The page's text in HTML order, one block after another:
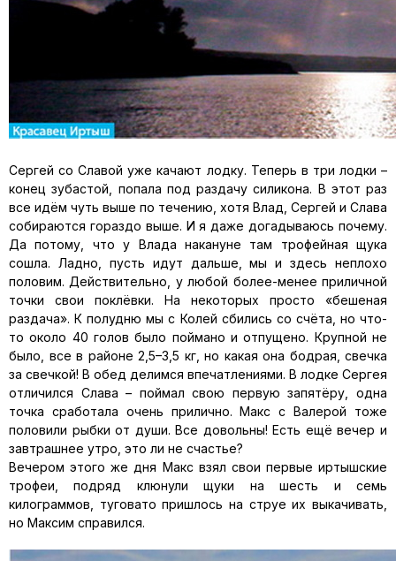
Сергей со Славой уже качают лодку. Теперь в три лодки –
конец зубастой, попала под раздачу силикона. В этот раз
все идём чуть выше по течению, хотя Влад, Сергей и Слава
собираются гораздо выше. И я даже догадываюсь почему.
Да потому, что у Влада накануне там трофейная щука
сошла. Ладно, пусть идут дальше, мы и здесь неплохо
половим. Действительно, у любой более-менее приличной
точки свои поклёвки. На некоторых просто «бешеная
раздача». К полудню мы с Колей сбились со счёта, но что-
то около 40 голов было поймано и отпущено. Крупной не
было, все в районе 2,5–3,5 кг, но какая она бодрая, свечка
за свечкой! В обед делимся впечатлениями. В лодке Сергея
отличился Слава – поймал свою первую запятёру, одна
точка сработала очень прилично. Макс с Валерой тоже
половили рыбки от души. Все довольны! Есть ещё вечер и
завтрашнее утро, это ли не счастье?
Вечером этого же дня Макс взял свои первые иртышские
трофеи, подряд клюнули щуки на шесть и семь
килограммов, туговато пришлось на струе их выкачивать,
но Максим справился.